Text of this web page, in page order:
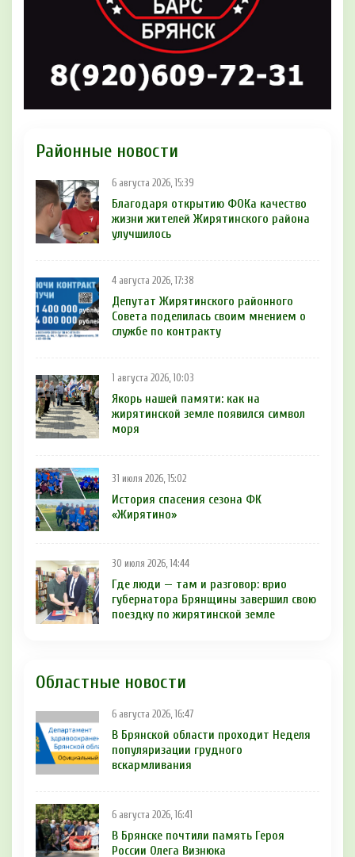
Районные новости
6 августа 2026, 15:39
Благодаря открытию ФОКа качество
жизни жителей Жирятинского района
улучшилось
4 августа 2026, 17:38
Депутат Жирятинского районного
Совета поделилась своим мнением о
службе по контракту
1 августа 2026, 10:03
Якорь нашей памяти: как на
жирятинской земле появился символ
моря
31 июля 2026, 15:02
История спасения сезона ФК
«Жирятино»
30 июля 2026, 14:44
Где люди — там и разговор: врио
губернатора Брянщины завершил свою
поездку по жирятинской земле
Областные новости
6 августа 2026, 16:47
В Брянской области проходит Неделя
популяризации грудного
вскармливания
6 августа 2026, 16:41
В Брянске почтили память Героя
России Олега Визнюка